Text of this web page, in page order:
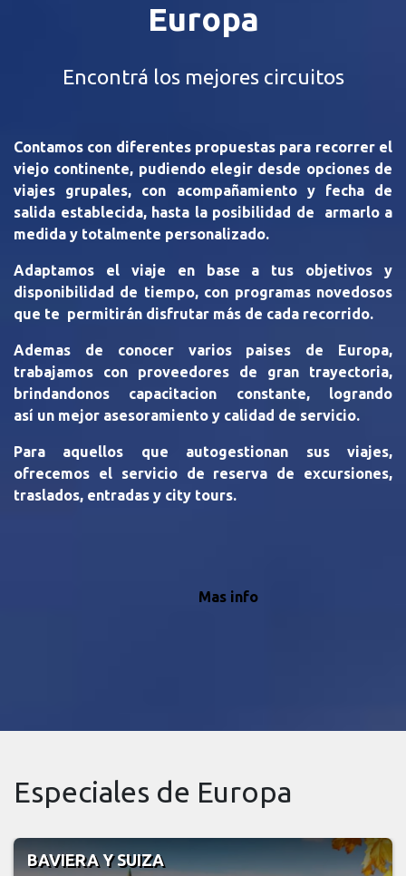
Europa
Encontrá los mejores circuitos
Contamos con diferentes propuestas para recorrer el
viejo continente, pudiendo elegir desde opciones de
viajes grupales, con acompañamiento y fecha de
salida establecida, hasta la posibilidad de armarlo a
medida y totalmente personalizado.
Adaptamos el viaje en base a tus objetivos y
disponibilidad de tiempo, con programas novedosos
que te permitirán disfrutar más de cada recorrido.
Ademas de conocer varios paises de Europa,
trabajamos con proveedores de gran trayectoria,
brindandonos capacitacion constante, logrando
así un mejor asesoramiento y calidad de servicio.
Para aquellos que autogestionan sus viajes,
ofrecemos el servicio de reserva de excursiones,
traslados, entradas y city tours.
Mas info
Especiales de Europa
BAVIERA Y SUIZA